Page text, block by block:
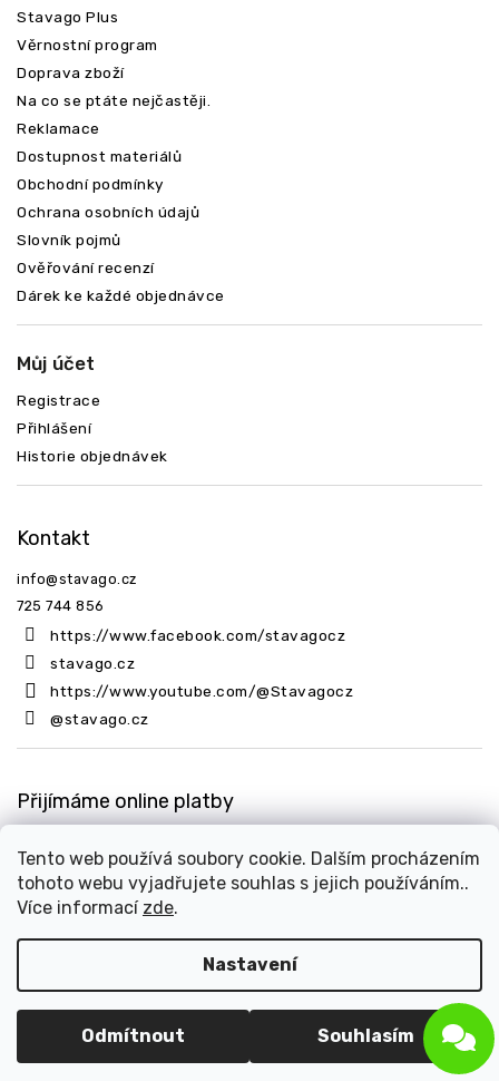
Tento web používá soubory cookie. Dalším procházením
tohoto webu vyjadřujete souhlas s jejich používáním..
Více informací zde.
Nastavení
Odmítnout Souhlasím
Stavago Plus
Věrnostní program
Doprava zboží
Na co se ptáte nejčastěji.
Reklamace
Dostupnost materiálů
Obchodní podmínky
Ochrana osobních údajů
Slovník pojmů
Ověřování recenzí
Dárek ke každé objednávce
Můj účet
Registrace
Přihlášení
Historie objednávek
Kontakt
info@stavago.cz
725 744 856
https://www.facebook.com/stavagocz
stavago.cz
https://www.youtube.com/@Stavagocz
@stavago.cz
Přijímáme online platby
Stavago.cz. Všechna práva vyhrazena.
Upravit nastavení cookies